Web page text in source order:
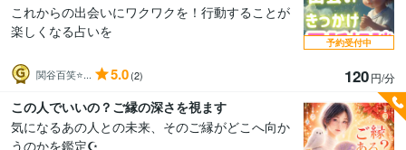
これからの出会いにワクワクを！行動することが
楽しくなる占いを
関谷百笑⭐... 5.0(2) 120円/分
予約受付中
この人でいいの？ご縁の深さを視ます
気になるあの人との未来、そのご縁がどこへ向か
うのかを鑑定☪️